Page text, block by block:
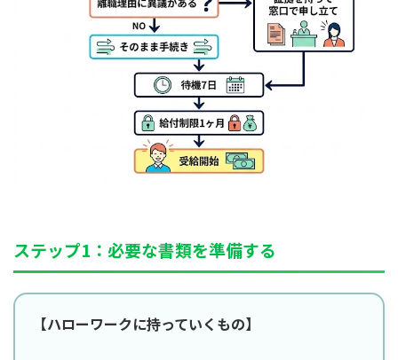
ステップ1：必要な書類を準備する
【ハローワークに持っていくもの】